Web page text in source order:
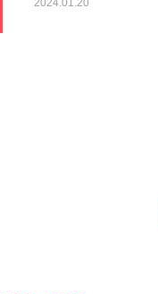
2024.01.20